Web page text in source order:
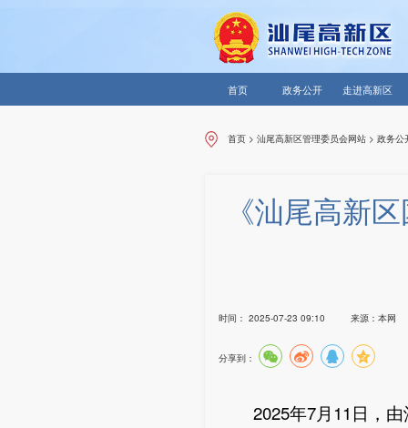
首页 政务公开 走进高新区
首页 >汕尾高新区管理委员会网站 >政务公
《汕尾高新
时间： 2025-07-23 09:10 来源： 本网
分享到：
2025年7月11日，由